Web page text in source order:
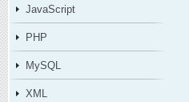
JavaScript
PHP
MySQL
XML